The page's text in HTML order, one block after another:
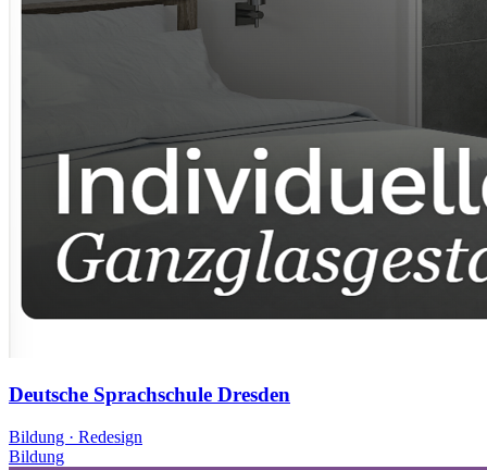
Deutsche Sprachschule Dresden
Bildung · Redesign
Bildung